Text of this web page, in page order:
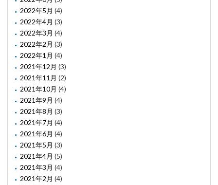
2022年5月 (4)
2022年4月 (3)
2022年3月 (4)
2022年2月 (3)
2022年1月 (4)
2021年12月 (3)
2021年11月 (2)
2021年10月 (4)
2021年9月 (4)
2021年8月 (3)
2021年7月 (4)
2021年6月 (4)
2021年5月 (3)
2021年4月 (5)
2021年3月 (4)
2021年2月 (4)